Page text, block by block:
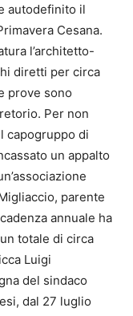
autodefinito il
Cesana.
l’architetto-
diretti per circa
prove sono
Per non
capogruppo di
un appalto
parente
annuale ha
totale di circa
Luigi
del sindaco
dal 27 luglio